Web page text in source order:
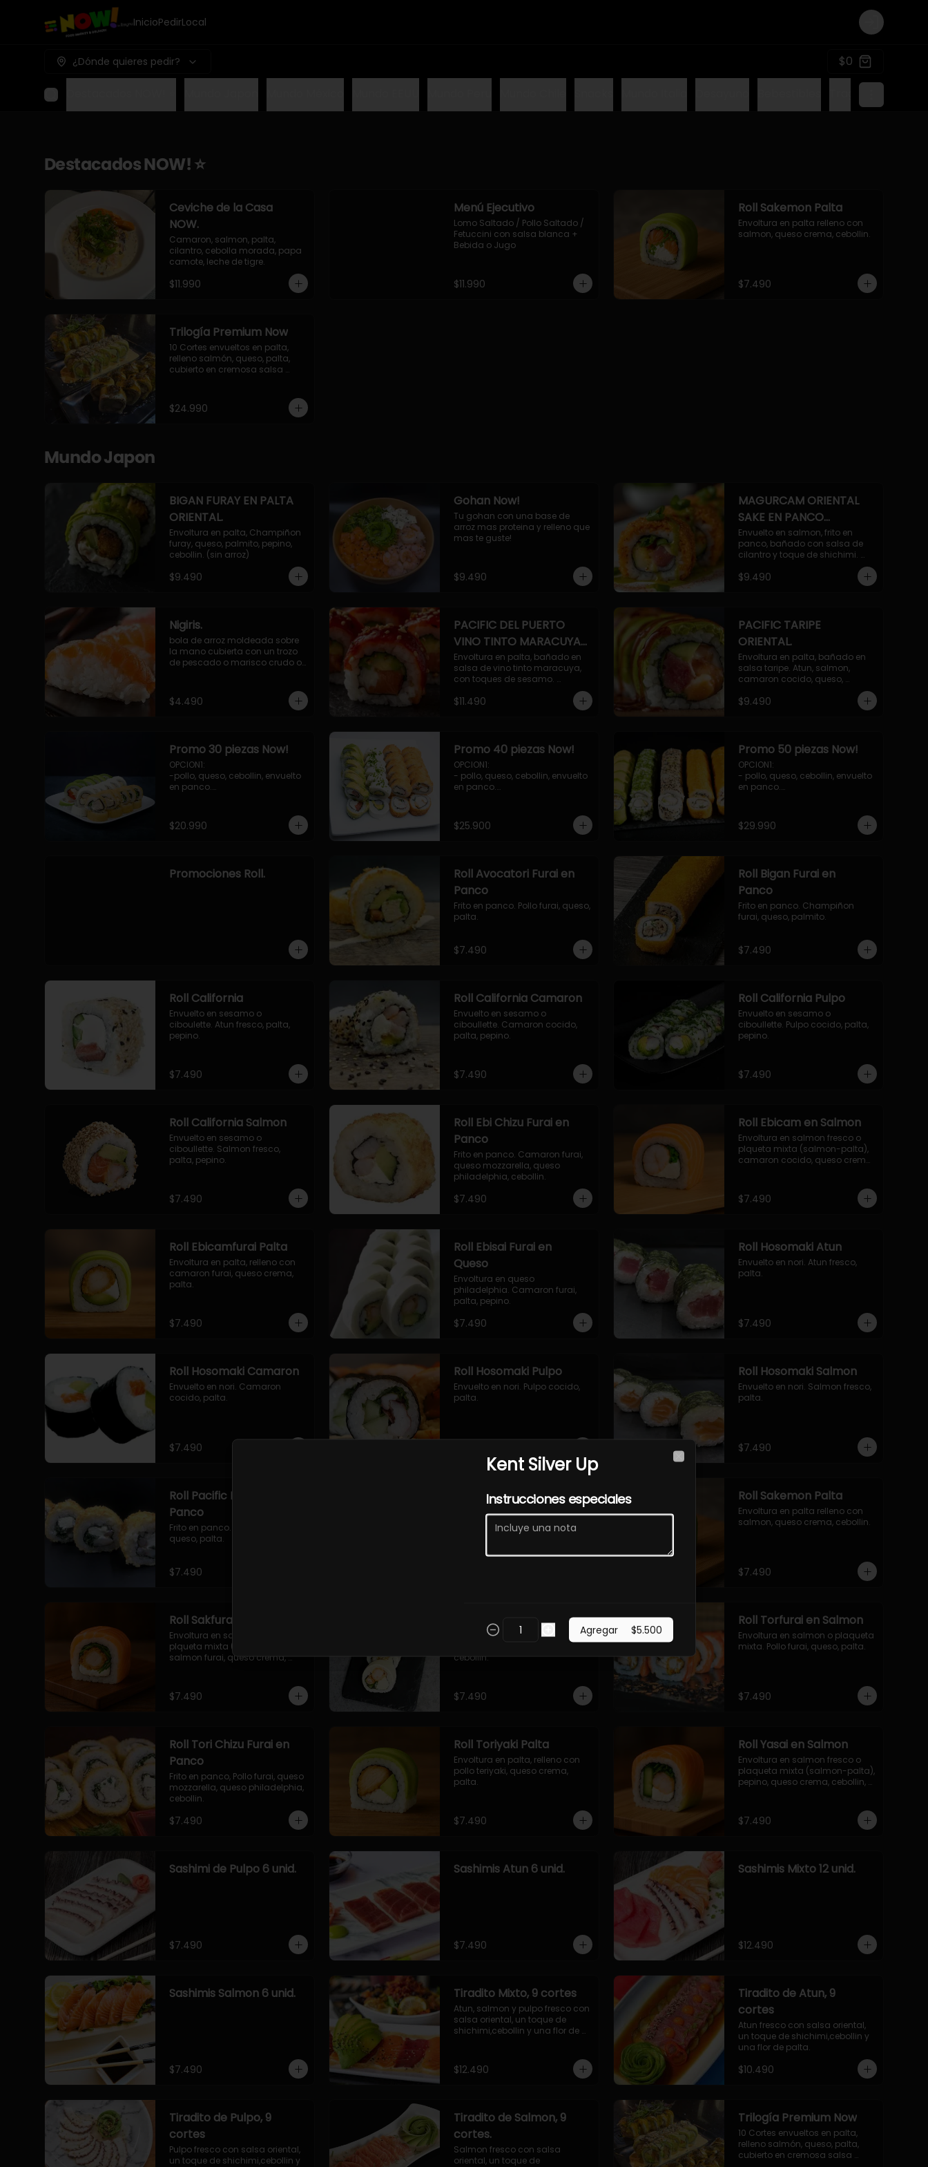
InicioPedirLocal Login
¿Dónde quieres pedir? $0
Destacados NOW! ⭐
Ceviche de la Casa
NOW.
Camaron, salmon, palta,
cilantro, cebolla morada, papa
camote, leche de tigre.
$11.990
Menú Ejecutivo
Lomo Saltado / Pollo Saltado /
Fetuccini con salsa blanca +
Bebida o Jugo
$11.990
Roll Sakemon Palta
Envoltura en palta relleno con
salmon, queso crema, cebollin.
$7.490
Trilogía Premium Now
10 Cortes envueltos en palta,
relleno salmón, queso, palta,
cubierto en cremosa salsa
crema, relleno de pollo
apanado y palta, cubierto con
salmón.
$24.990
Mundo Japon
BIGAN FURAY EN PALTA
ORIENTAL.
Envoltura en palta, Champiñon
furay, queso, palmito, pepino,
cebollin. (sin arroz)
$9.490
Gohan Now!
Tu gohan con una base de
arroz mas proteina y relleno que
mas te guste!
$9.490
MAGURCAM ORIENTAL
SAKE EN PANCO
ACILANTRADO.
Envuelto en salmon, frito en
panco, bañado con salsa de
cilantro y toque de shichimi.
Atun, camaron, queso, cebollin.
$9.490
Nigiris.
bola de arroz moldeada sobre
la mano cubierta con un trozo
de pescado o marisco crudo o
$4.490
PACIFIC DEL PUERTO
VINO TINTO MARACUYA
ORIENTAL.
Envoltura en palta, bañado en
salsa de vino tinto maracuya,
con toques de sesamo.
Camaron furai, salmon, queso,
pepino.
$11.490
PACIFIC TARIPE
ORIENTAL.
Envoltura en palta, bañado en
salsa taripe. Atun, salmon,
camaron cocido, queso,
$9.490
Promo 30 piezas Now!
OPCION1:
-pollo, queso, cebollin, envuelto
en panco.
-palmito, pepino, queso,
envuelto ciboulette o sesamo.
-camaron, palta, cebollin,
$20.990
Promo 40 piezas Now!
OPCION1:
- pollo, queso, cebollin, envuelto
en panco.
- palmito, pepino, queso,
envuelto en palta.
- pollo, queso, cebollin, envuelto
en panco.
- camaron, queso, cebollin,
envuelto en palta.
- palmito, pepino, queso,
- salmon, queso, palta, envuelto
en queso.
$25.900
Promo 50 piezas Now!
OPCION1:
- pollo, queso, cebollin, envuelto
en panco.
- palmito, pepino, queso,
envuelto en palta.
OPCION2:
- pollo, queso, cebollin, envuelto
en panco.
- camaron, queso, cebollin,
envuelto en panco.
- salmon, queso, palta, envuelto
$29.990
Promociones Roll.
Roll Avocatori Furai en
Panco
Frito en panco. Pollo furai, queso,
palta.
$7.490
Roll Bigan Furai en
Panco
Frito en panco. Champiñon
furai, queso, palmito.
$7.490
Roll California
Envuelto en sesamo o
ciboulette. Atun fresco, palta,
pepino.
$7.490
Roll California Camaron
Envuelto en sesamo o
ciboullette. Camaron cocido,
palta, pepino.
$7.490
Roll California Pulpo
Envuelto en sesamo o
ciboullette. Pulpo cocido, palta,
pepino.
$7.490
Roll California Salmon
Envuelto en sesamo o
ciboullette. Salmon fresco,
palta, pepino.
$7.490
Roll Ebi Chizu Furai en
Panco
Frito en panco. Camaron furai,
queso mozzarella, queso
philadelphia, cebollin.
$7.490
Roll Ebicam en Salmon
Envoltura en salmon fresco o
plqueta mixta (salmon-palta),
camaron cocido, queso crema,
$7.490
Roll Ebicamfurai Palta
Envoltura en palta, relleno con
camaron furai, queso crema,
palta.
$7.490
Roll Ebisai Furai en
Queso
Envoltura en queso
philadelphia. Camaron furai,
palta, pepino.
$7.490
Roll Hosomaki Atun
Envuelto en nori. Atun fresco,
palta.
$7.490
Roll Hosomaki Camaron
Envuelto en nori. Camaron
cocido, palta.
$7.490
Roll Hosomaki Pulpo
Envuelto en nori. Pulpo cocido,
palta.
Roll Hosomaki Salmon
Envuelto en nori. Salmon fresco,
palta.
$7.490
Roll Pacific Furai en
Panco
Frito en panco. Camaron furai,
queso, palta.
$7.490
Roll Sakasai en Queso
Envoltura en queso crema,
relleno de salmón, pepino, palta.
Roll Sakemon Palta
Envoltura en palta relleno con
salmon, queso crema, cebollin.
$7.490
Roll Sakfurai en Salmon
Envoltura en salmon fresco o
plqueta mixta (salmon-palta),
salmon furai, queso crema,
$7.490
Roll Torfurai en Queso
Envoltura en queso
philadelphia. Pollo furai, palta,
cebollin.
$7.490
Roll Torfurai en Salmon
Envoltura en salmon o plaqueta
mixta. Pollo furai, queso, palta.
$7.490
Roll Tori Chizu Furai en
Panco
Frito en panco, Pollo furai, queso
mozzarella, queso philadelphia,
cebollin.
$7.490
Roll Toriyaki Palta
Envoltura en palta, relleno con
pollo teriyaki, queso crema,
palta.
$7.490
Roll Yasai en Salmon
Envoltura en salmon fresco o
plaqueta mixta (salmon-palta),
pepino, queso crema, cebollin,
$7.490
Sashimi de Pulpo 6 unid.
$7.490
Sashimis Atun 6 unid.
$7.490
Sashimis Mixto 12 unid.
$12.490
Sashimis Salmon 6 unid.
$7.490
Tiradito Mixto, 9 cortes
Atun, salmon y pulpo fresco con
salsa oriental, un toque de
shichimi,cebollin y una flor de
$12.490
Tiradito de Atun, 9
cortes
Atun fresco con salsa oriental,
un toque de shichimi,cebollin y
una flor de palta.
$10.490
Tiradito de Pulpo, 9
cortes
Pulpo fresco con salsa oriental,
un toque de shichimi,cebollin y
Tiradito de Salmon, 9
cortes.
Salmon fresco con salsa
oriental, un toque de
Trilogía Premium Now
10 Cortes envueltos en palta,
relleno salmón, queso, palta,
cubierto en cremosa salsa
Kent Silver Up
Instrucciones especiales
Agregar $5.500